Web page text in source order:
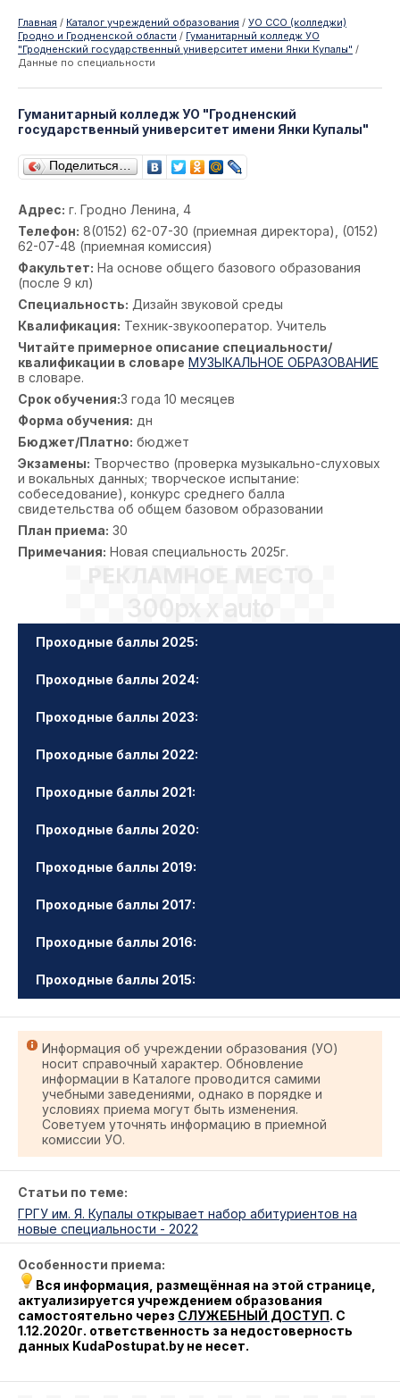
Главная / Каталог учреждений образования / УО ССО (колледжи)
Гродно и Гродненской области / Гуманитарный колледж УО
"Гродненский государственный университет имени Янки Купалы" /
Данные по специальности
Гуманитарный колледж УО "Гродненский
государственный университет имени Янки Купалы"
Поделиться…
Адрес: г. Гродно Ленина, 4
Телефон: 8(0152) 62-07-30 (приемная директора), (0152)
62-07-48 (приемная комиссия)
Факультет: На основе общего базового образования
(после 9 кл)
Специальность: Дизайн звуковой среды
Квалификация: Техник-звукооператор. Учитель
Читайте примерное описание специальности/
квалификации в словаре МУЗЫКАЛЬНОЕ ОБРАЗОВАНИЕ
в словаре.
Срок обучения:3 года 10 месяцев
Форма обучения: дн
Бюджет/Платно: бюджет
Экзамены: Творчество (проверка музыкально-слуховых
и вокальных данных; творческое испытание:
собеседование), конкурс среднего балла
свидетельства об общем базовом образовании
План приема: 30
Примечания: Новая специальность 2025г.
РЕКЛАМНОЕ МЕСТО
300px x auto
Проходные баллы 2025:
Проходные баллы 2024:
Проходные баллы 2023:
Проходные баллы 2022:
Проходные баллы 2021:
Проходные баллы 2020:
Проходные баллы 2019:
Проходные баллы 2017:
Проходные баллы 2016:
Проходные баллы 2015:
Информация об учреждении образования (УО)
носит справочный характер. Обновление
информации в Каталоге проводится самими
учебными заведениями, однако в порядке и
условиях приема могут быть изменения.
Советуем уточнять информацию в приемной
комиссии УО.
Статьи по теме:
ГРГУ им. Я. Купалы открывает набор абитуриентов на
новые специальности - 2022
Особенности приема:
Вся информация, размещённая на этой странице,
актуализируется учреждением образования
самостоятельно через СЛУЖЕБНЫЙ ДОСТУП. С
1.12.2020г. ответственность за недостоверность
данных KudaPostupat.by не несет.